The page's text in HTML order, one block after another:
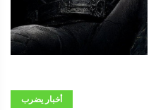
أخبار يضرب